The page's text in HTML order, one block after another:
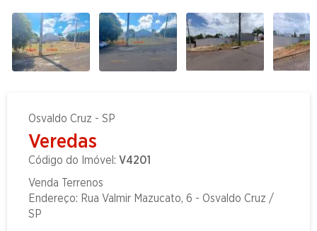
Osvaldo Cruz - SP
Veredas
Código do Imóvel: V4201
Venda Terrenos
Endereço: Rua Valmir Mazucato, 6 - Osvaldo Cruz /
SP